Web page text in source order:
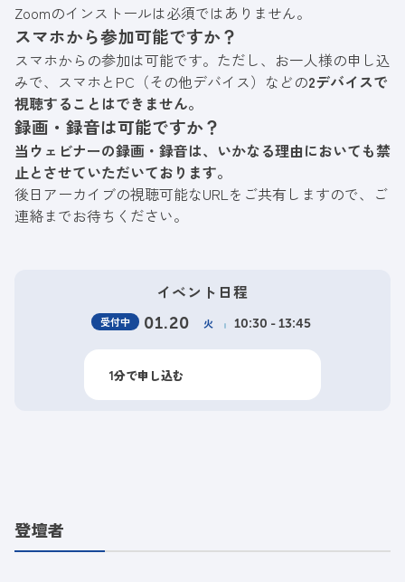
Zoomのインストールは必須ではありません。
スマホから参加可能ですか？
スマホからの参加は可能です。ただし、お一人様の申し込
みで、スマホとPC（その他デバイス）などの2デバイスで
視聴することはできません。
録画・録音は可能ですか？
当ウェビナーの録画・録音は、いかなる理由においても禁
止とさせていただいております。
後日アーカイブの視聴可能なURLをご共有しますので、ご
連絡までお待ちください。
イベント日程
受付中 01.20 火 10:30 - 13:45
1分で申し込む
登壇者